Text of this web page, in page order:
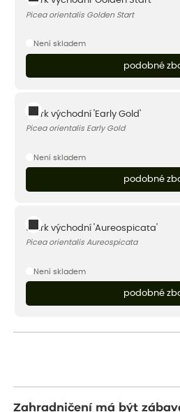
Picea orientalis Golden Start
Není skladem
podobné
Smrk východní 'Early Gold'
Picea orientalis Early Gold
Není skladem
podobné
Smrk východní 'Aureospicata'
Picea orientalis Aureospicata
Není skladem
podobné
Zahradničení má být